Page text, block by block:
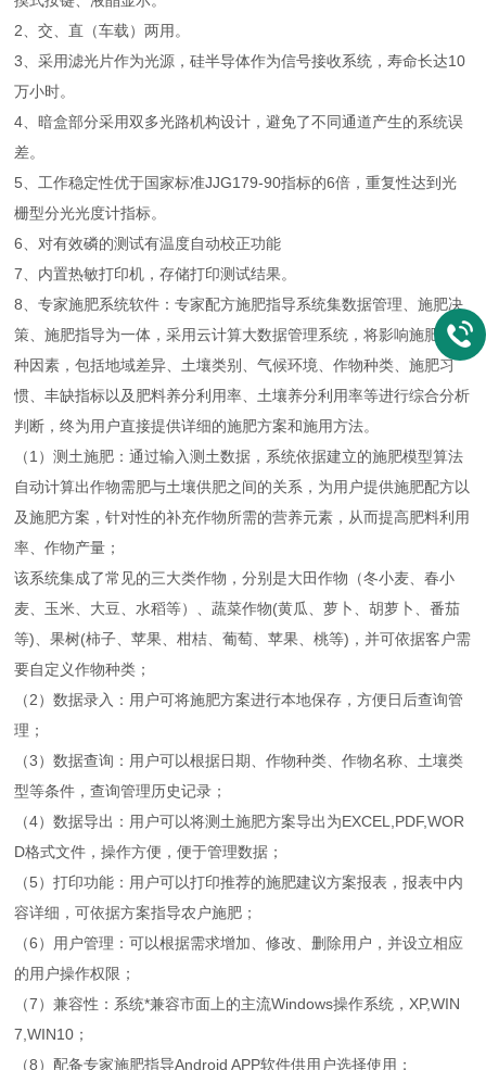
2、交、直（车载）两用。
3、采用滤光片作为光源，硅半导体作为信号接收系统，寿命长达10
万小时。
4、暗盒部分采用双多光路机构设计，避免了不同通道产生的系统误
差。
5、工作稳定性优于国家标准JJG179-90指标的6倍，重复性达到光
栅型分光光度计指标。
6、对有效磷的测试有温度自动校正功能
7、内置热敏打印机，存储打印测试结果。
8、专家施肥系统软件：专家配方施肥指导系统集数据管理、施肥决
策、施肥指导为一体，采用云计算大数据管理系统，将影响施肥的各
种因素，包括地域差异、土壤类别、气候环境、作物种类、施肥习
惯、丰缺指标以及肥料养分利用率、土壤养分利用率等进行综合分析
判断，终为用户直接提供详细的施肥方案和施用方法。
（1）测土施肥：通过输入测土数据，系统依据建立的施肥模型算法
自动计算出作物需肥与土壤供肥之间的关系，为用户提供施肥配方以
及施肥方案，针对性的补充作物所需的营养元素，从而提高肥料利用
率、作物产量；
该系统集成了常见的三大类作物，分别是大田作物（冬小麦、春小
麦、玉米、大豆、水稻等）、蔬菜作物(黄瓜、萝卜、胡萝卜、番茄
等)、果树(柿子、苹果、柑桔、葡萄、苹果、桃等)，并可依据客户需
要自定义作物种类；
（2）数据录入：用户可将施肥方案进行本地保存，方便日后查询管
理；
（3）数据查询：用户可以根据日期、作物种类、作物名称、土壤类
型等条件，查询管理历史记录；
（4）数据导出：用户可以将测土施肥方案导出为EXCEL,PDF,WOR
D格式文件，操作方便，便于管理数据；
（5）打印功能：用户可以打印推荐的施肥建议方案报表，报表中内
容详细，可依据方案指导农户施肥；
（6）用户管理：可以根据需求增加、修改、删除用户，并设立相应
的用户操作权限；
（7）兼容性：系统*兼容市面上的主流Windows操作系统，XP,WIN
7,WIN10；
（8）配备专家施肥指导Android APP软件供用户选择使用；